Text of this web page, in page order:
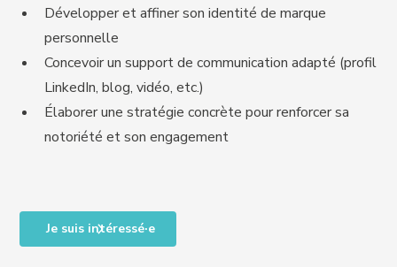
Développer et affiner son identité de marque
personnelle
Concevoir un support de communication adapté (profil
LinkedIn, blog, vidéo, etc.)
Élaborer une stratégie concrète pour renforcer sa
notoriété et son engagement
Je suis intéressé·e